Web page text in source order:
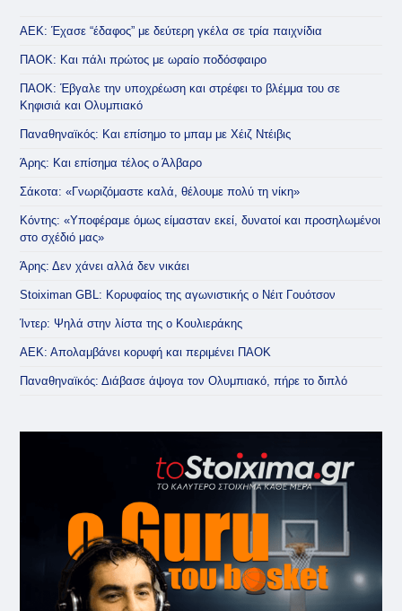
ΑΕΚ: Έχασε “έδαφος” με δεύτερη γκέλα σε τρία παιχνίδια
ΠΑΟΚ: Και πάλι πρώτος με ωραίο ποδόσφαιρο
ΠΑΟΚ: Έβγαλε την υποχρέωση και στρέφει το βλέμμα του σε
Κηφισιά και Ολυμπιακό
Παναθηναϊκός: Και επίσημο το μπαμ με Χέιζ Ντέιβις
Άρης: Και επίσημα τέλος ο Άλβαρο
Σάκοτα: «Γνωριζόμαστε καλά, θέλουμε πολύ τη νίκη»
Κόντης: «Υποφέραμε όμως είμασταν εκεί, δυνατοί και προσηλωμένοι
στο σχέδιό μας»
Άρης: Δεν χάνει αλλά δεν νικάει
Stoiximan GBL: Κορυφαίος της αγωνιστικής ο Νέιτ Γουότσον
Ίντερ: Ψηλά στην λίστα της ο Κουλιεράκης
ΑΕΚ: Απολαμβάνει κορυφή και περιμένει ΠΑΟΚ
Παναθηναϊκός: Διάβασε άψογα τον Ολυμπιακό, πήρε το διπλό